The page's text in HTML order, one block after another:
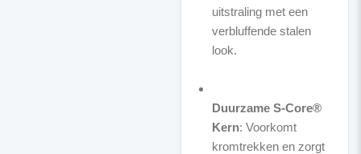
uitstraling met een
verbluffende stalen
look.
Duurzame S-Core®
Kern: Voorkomt
kromtrekken en zorgt